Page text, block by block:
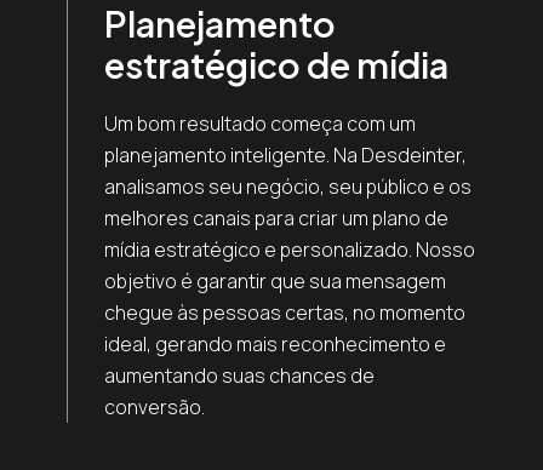
Planejamento
estratégico de mídia
Um bom resultado começa com um
planejamento inteligente. Na Desdeinter,
analisamos seu negócio, seu público e os
melhores canais para criar um plano de
mídia estratégico e personalizado. Nosso
objetivo é garantir que sua mensagem
chegue às pessoas certas, no momento
ideal, gerando mais reconhecimento e
aumentando suas chances de
conversão.